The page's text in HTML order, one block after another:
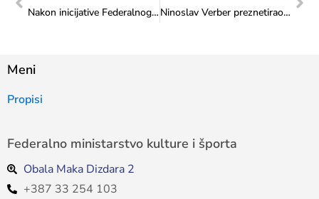
Nakon inicijative Federalnog ministarstva kulture i športa: Konačno stvoreni uvjeti za početak rada Fondacije za šport
Ninoslav Verber preznetirao ministrici ovogodišnji program Festivala “Sarajevske večeri muzike – SVEM”
Meni
Propisi
Federalno ministarstvo kulture i športa
Obala Maka Dizdara 2
+387 33 254 103